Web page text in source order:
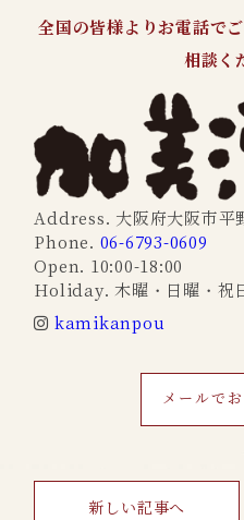
全国の皆様よりお電話で
相談く
Address. 大阪府大阪市平
Phone. 06-6793-0609
Open. 10:00-18:00
Holiday. 木曜・日曜・祝
kamikanpou
メールで
新しい記事へ